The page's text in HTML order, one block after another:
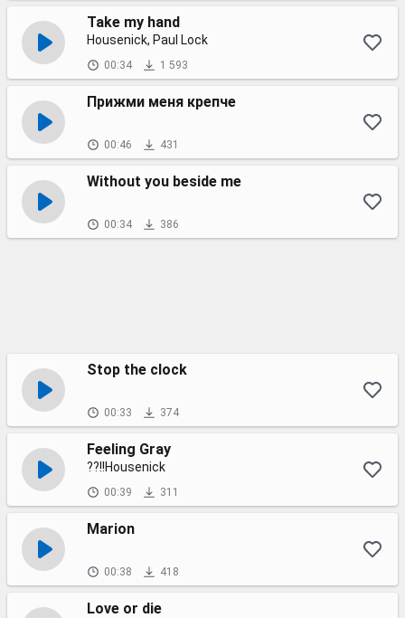
Take my hand
Housenick, Paul Lock
00:34 1 593
Прижми меня крепче
00:46 431
Without you beside me
00:34 386
Stop the clock
00:33 374
Feeling Gray
??!!Housenick
00:39 311
Marion
00:38 418
Love or die